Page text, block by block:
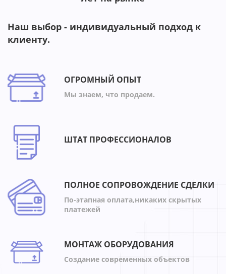
Наш выбор - индивидуальный подход к
клиенту.
ОГРОМНЫЙ ОПЫТ
Мы знаем, что продаем.
ШТАТ ПРОФЕССИОНАЛОВ
ПОЛНОЕ СОПРОВОЖДЕНИЕ СДЕЛКИ
По-этапная оплата,никаких скрытых
платежей
МОНТАЖ ОБОРУДОВАНИЯ
Создание современных объектов